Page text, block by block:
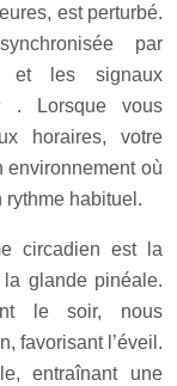
est perturbé.
par
et les signaux
. Lorsque vous
horaires, votre
environnement où
habituel.
circadien est la
glande pinéale.
le soir, nous
favorisant l’éveil.
entraînant une